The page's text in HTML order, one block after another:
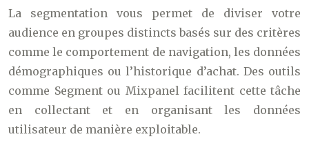
La segmentation vous permet de diviser votre
audience en groupes distincts basés sur des critères
comme le comportement de navigation, les données
démographiques ou l’historique d’achat. Des outils
comme Segment ou Mixpanel facilitent cette tâche
en collectant et en organisant les données
utilisateur de manière exploitable.